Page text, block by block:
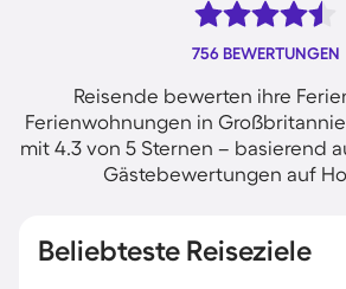
756 BEWERTUNGEN
Reisende bewerten ihre
Ferienwohnungen in
mit 4.3 von 5 Sternen – basierend
Gästebewertungen auf
Beliebteste Reiseziele